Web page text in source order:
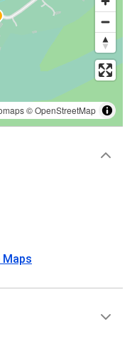
©OpenStreetMap
Maps